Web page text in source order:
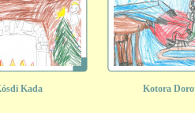
Kada Kotora